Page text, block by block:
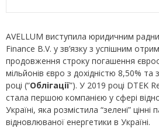
AVELLUM виступила юридичним
Finance B.V. у зв’язку з успішним
продовження строку погашення
мільйонів євро з дохідністю 8,50%
році (“Облігації”). У 2019 році DTEK
стала першою компанією у сфері
Україні, яка розмістила “зелені”
відновлюваної енергетики в Україні.